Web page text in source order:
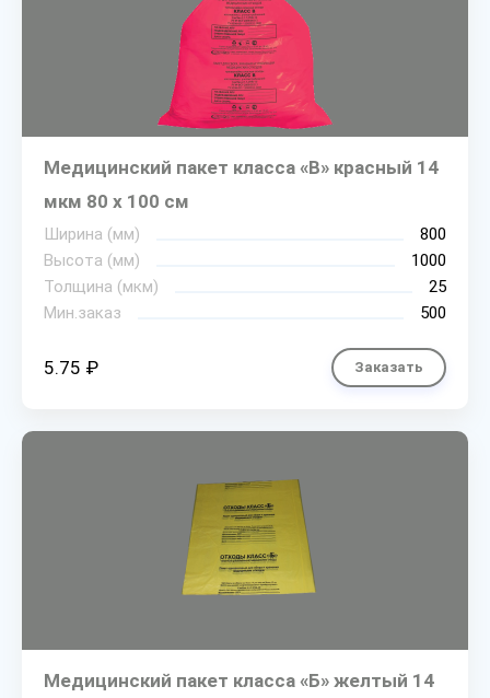
Медицинский пакет класса «В» красный 14
мкм 80 х 100 см
Ширина (мм)
800
Высота (мм)
1000
Толщина (мкм)
25
Мин.заказ
500
5.75 ₽ Заказать
Медицинский пакет класса «Б» желтый 14